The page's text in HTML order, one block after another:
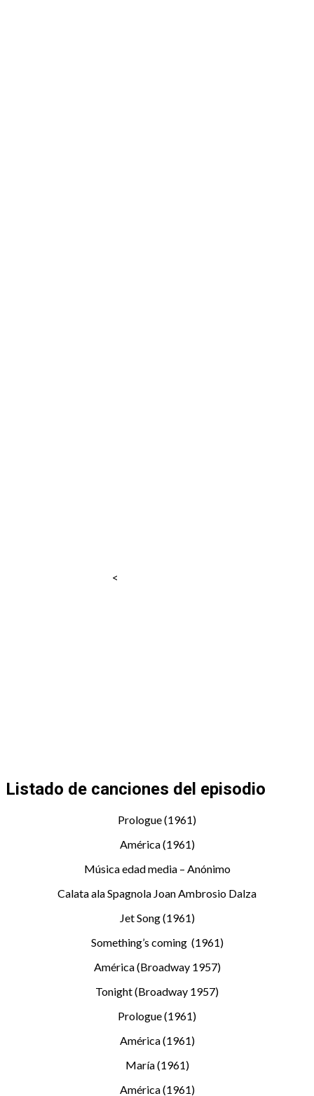
<
Listado de canciones del episodio
Prologue (1961)
América (1961)
Música edad media – Anónimo
Calata ala Spagnola Joan Ambrosio Dalza
Jet Song (1961)
Something’s coming (1961)
América (Broadway 1957)
Tonight (Broadway 1957)
Prologue (1961)
América (1961)
María (1961)
América (1961)